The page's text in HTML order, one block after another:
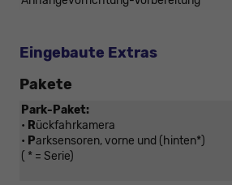
Eingebaute Extras
Pakete
Park-Paket:
• Rückfahrkamera
• Parksensoren, vorne und (hinten*)
( * = Serie)